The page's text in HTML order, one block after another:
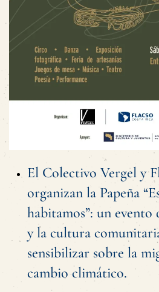
El Colectivo Vergel y
organizan la Papeña
habitamos”: un evento
y la cultura
sensibilizar sobre la
cambio climático.